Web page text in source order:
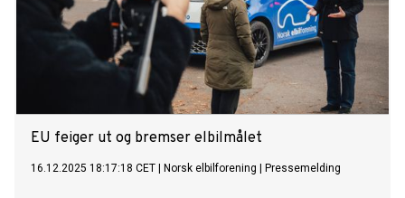
EU feiger ut og bremser elbilmålet
16.12.2025 18:17:18 CET Norsk elbilforening Pressemelding